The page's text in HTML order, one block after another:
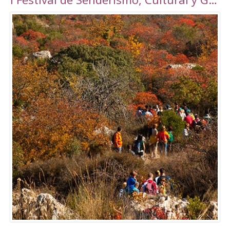
Torrepalma ***, con unas novedosas y amplias
instalaciones inauguradas en 2010, con una
superficie total de 6889 m2. Amplio abanico
de actividades tanto libres como dirigidas.
Tarifas Las tarifas para entradas individuales y
de forma puntual tienen un importe de
5,00€. También existe la posibilidad de
adquirir un Bono de 10 usos (válido durante 90
días) a un precio de 40,00€. Tanto el ticket
como el Bono son de uso personal e
intransferible. Con acceso durante todo el día
en los horarios abajo indicados. El precio de la
entrada a la piscina para un adulto es de 3,50€.
Para consultar el resto de precios y horarios
sigan este enlace:
http://alcalalarealesdeporte.com/tarifas/
Piscina Este centro cuenta, además de con el